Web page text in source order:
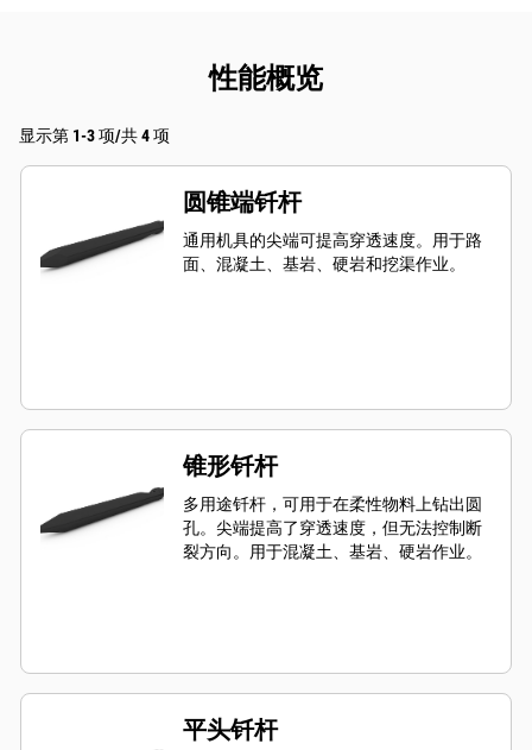
性能概览
显示第 1-3 项/共 4 项
圆锥端钎杆
通用机具的尖端可提高穿透速度。用于路
面、混凝土、基岩、硬岩和挖渠作业。
锥形钎杆
多用途钎杆，可用于在柔性物料上钻出圆
孔。尖端提高了穿透速度，但无法控制断
裂方向。用于混凝土、基岩、硬岩作业。
平头钎杆